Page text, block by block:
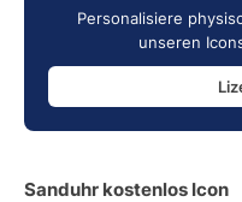
Personalisiere
unseren
Sanduhr kostenlos Icon